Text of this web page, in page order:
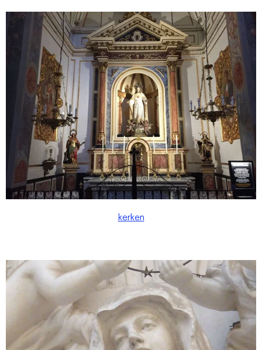
kerken